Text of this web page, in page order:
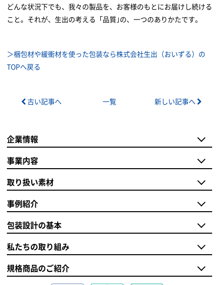
どんな状況下でも、我々の製品を、お客様のもとにお届けし続ける
こと。それが、生出の考える「品質｣の、一つのありかたです。
＞梱包材や緩衝材を使った包装なら株式会社生出（おいずる）の
TOPへ戻る
古い記事へ 一覧 新しい記事へ
企業情報
事業内容
取り扱い素材
事例紹介
包装設計の基本
私たちの取り組み
規格商品のご紹介